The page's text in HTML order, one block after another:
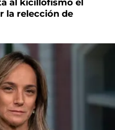
al kicillofismo el
la relección de